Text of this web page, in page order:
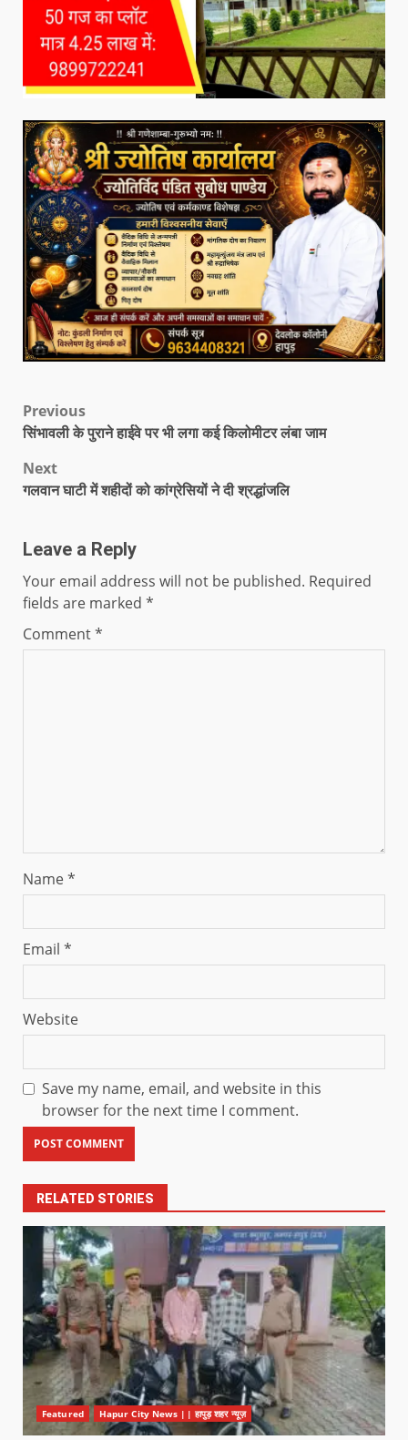
Previous
सिंभावली के पुराने हाईवे पर भी लगा कई किलोमीटर लंबा जाम
Next
गलवान घाटी में शहीदों को कांग्रेसियों ने दी श्रद्धांजलि
Leave a Reply
Your email address will not be published. Required
fields are marked *
Comment*
Name*
Email *
Website
Save my name, email, and website in this
browser for the next time I comment.
RELATED STORIES
Featured Hapur City News || हापुड़ शहर न्यूज़